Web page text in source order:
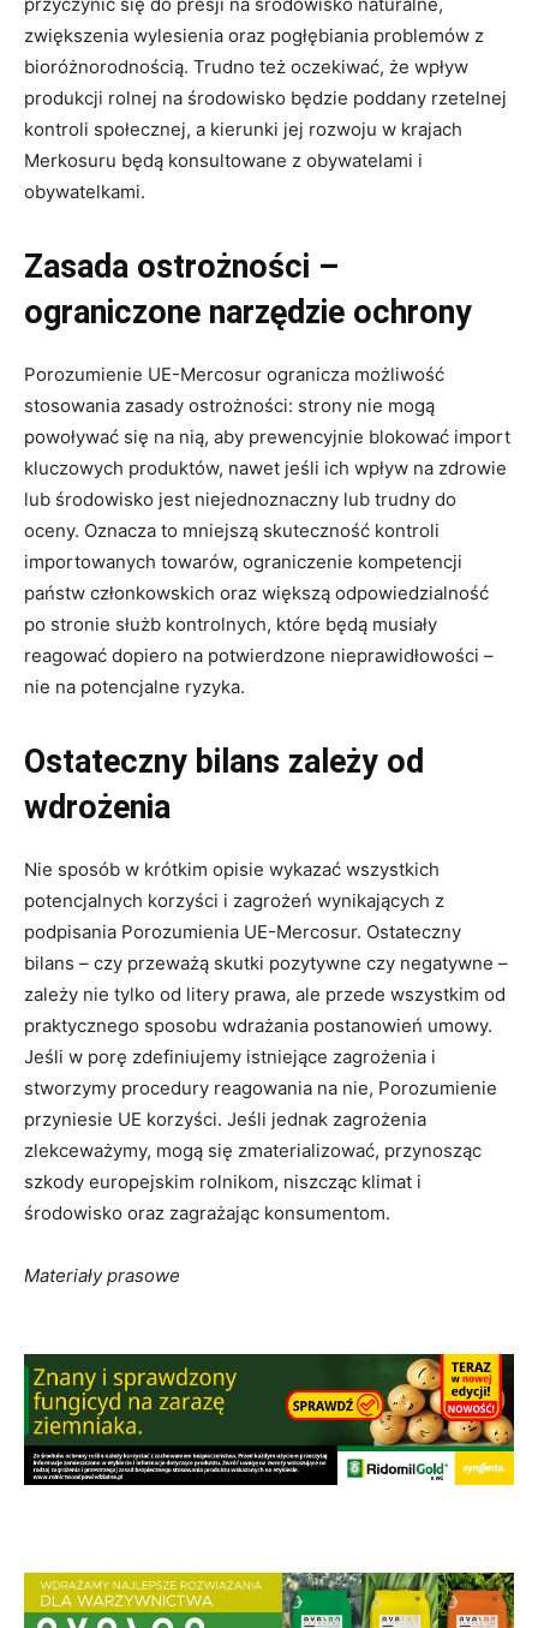
zwiększenia wylesienia oraz pogłębiania problemów z
bioróżnorodnością. Trudno też oczekiwać, że wpływ
produkcji rolnej na środowisko będzie poddany rzetelnej
kontroli społecznej, a kierunki jej rozwoju w krajach
Merkosuru będą konsultowane z obywatelami i
obywatelkami.
Zasada ostrożności –
ograniczone narzędzie ochrony
Porozumienie UE-Mercosur ogranicza możliwość
stosowania zasady ostrożności: strony nie mogą
powoływać się na nią, aby prewencyjnie blokować import
kluczowych produktów, nawet jeśli ich wpływ na zdrowie
lub środowisko jest niejednoznaczny lub trudny do
oceny. Oznacza to mniejszą skuteczność kontroli
importowanych towarów, ograniczenie kompetencji
państw członkowskich oraz większą odpowiedzialność
po stronie służb kontrolnych, które będą musiały
reagować dopiero na potwierdzone nieprawidłowości –
nie na potencjalne ryzyka.
Ostateczny bilans zależy od
wdrożenia
Nie sposób w krótkim opisie wykazać wszystkich
potencjalnych korzyści i zagrożeń wynikających z
podpisania Porozumienia UE-Mercosur. Ostateczny
bilans – czy przeważą skutki pozytywne czy negatywne –
zależy nie tylko od litery prawa, ale przede wszystkim od
praktycznego sposobu wdrażania postanowień umowy.
Jeśli w porę zdefiniujemy istniejące zagrożenia i
stworzymy procedury reagowania na nie, Porozumienie
przyniesie UE korzyści. Jeśli jednak zagrożenia
zlekceważymy, mogą się zmaterializować, przynosząc
szkody europejskim rolnikom, niszcząc klimat i
środowisko oraz zagrażając konsumentom.
Materiały prasowe